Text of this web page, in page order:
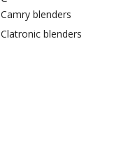
Camry blenders
Clatronic blenders